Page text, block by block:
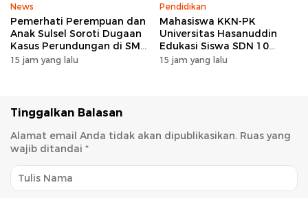
News
Pemerhati Perempuan dan
Anak Sulsel Soroti Dugaan
Kasus Perundungan di SMP
Negeri 3 Makassar, TPPK
15 jam yang lalu
Pendidikan
Mahasiswa KKN-PK
Universitas Hasanuddin
Edukasi Siswa SDN 10
Otting tentang
15 jam yang lalu
Tinggalkan Balasan
Alamat email Anda tidak akan dipublikasikan. Ruas yang
wajib ditandai *